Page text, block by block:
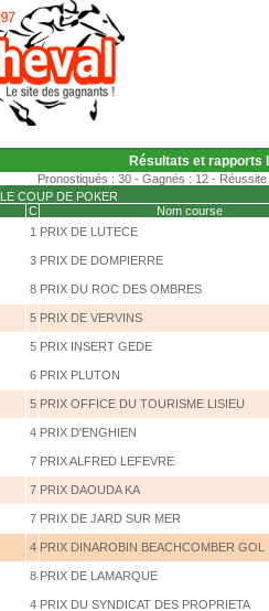
Résultats et rapports
Pronostiqués : 30 - Gagnés : 12 -
LE COUP DE POKER
C
Nom course
1 PRIX DE LUTECE
3 PRIX DE DOMPIERRE
8 PRIX DU ROC DES OMBRES
5 PRIX DE VERVINS
5 PRIX INSERT GEDE
6 PRIX PLUTON
5 PRIX OFFICE DU TOURISME LISIEU
4 PRIX D'ENGHIEN
7 PRIX ALFRED LEFEVRE
7 PRIX DAOUDA KA
7 PRIX DE JARD SUR MER
4 PRIX DINAROBIN BEACHCOMBER GOL
8 PRIX DE LAMARQUE
4 PRIX DU SYNDICAT DES PROPRIETA